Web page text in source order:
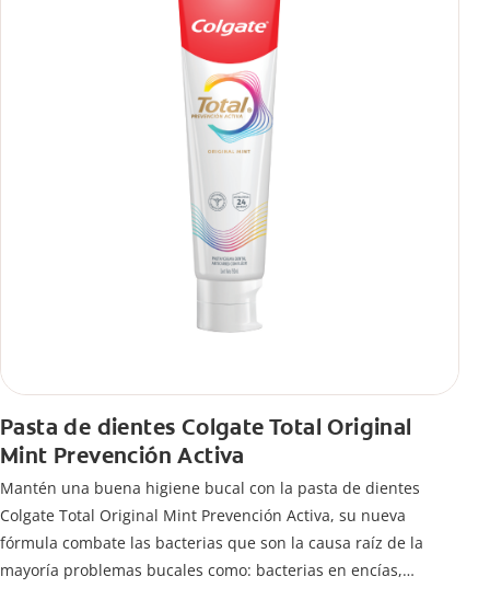
Pasta de dientes Colgate Total Original
Mint Prevención Activa
Mantén una buena higiene bucal con la pasta de dientes
Colgate Total Original Mint Prevención Activa, su nueva
fórmula combate las bacterias que son la causa raíz de la
mayoría problemas bucales como: bacterias en encías,